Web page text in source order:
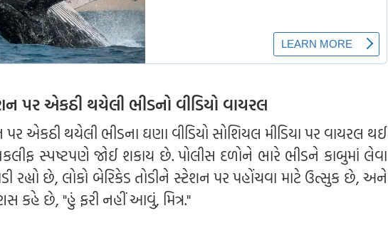
પર એકઠી થયેલી ભીડનો વીડિયો વાયરલ
એકઠી થયેલી ભીડના ઘણા વીડિયો સોશિયલ મીડિયા પર વાયરલ થઈ
સ્પષ્ટપણે જોઈ શકાય છે. પોલીસ દળોને ભારે ભીડને કાબુમાં લેવા
રહ્યો છે, લોકો બેરિકેડ તોડીને સ્ટેશન પર પહોંચવા માટે ઉત્સુક છે, અને
કહે છે, "હું ફરી નહીં આવું, મિત્ર."